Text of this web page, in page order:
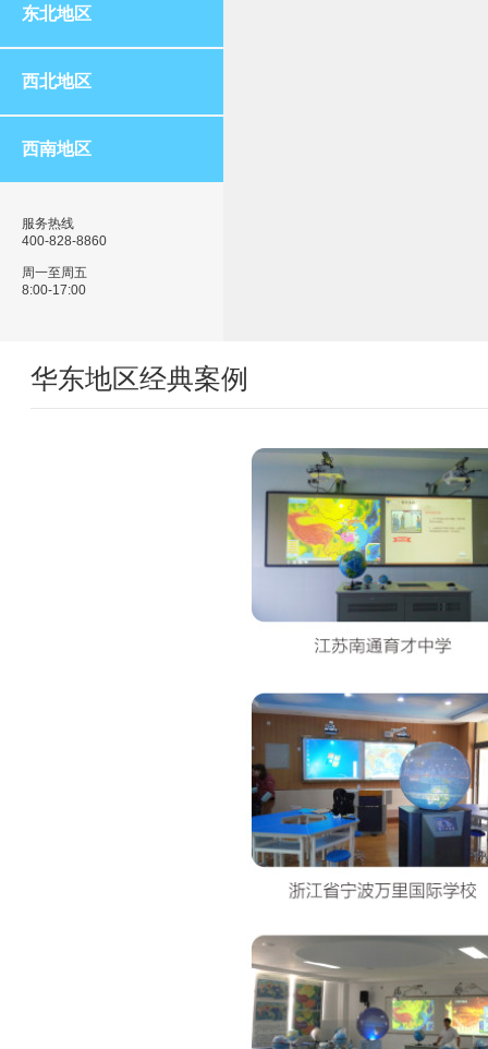
东北地区
西北地区
西南地区
服务热线
400-828-8860
周一至周五
8:00-17:00
华东地区经典案例